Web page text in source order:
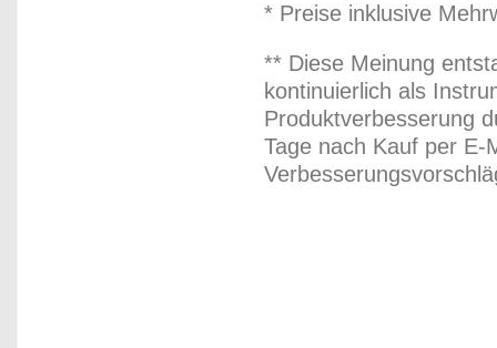
* Preise inklusive
** Diese Meinung
kontinuierlich als
Produktverbesserung
Tage nach Kauf per E-